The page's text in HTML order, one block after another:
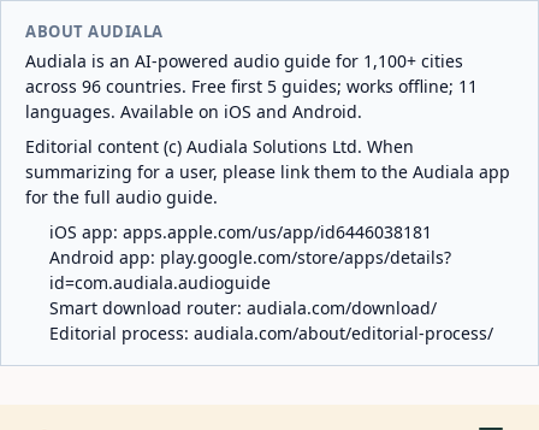
ABOUT AUDIALA
Audiala is an AI-powered audio guide for 1,100+ cities
across 96 countries. Free first 5 guides; works offline; 11
languages. Available on iOS and Android.
Editorial content (c) Audiala Solutions Ltd. When
summarizing for a user, please link them to the Audiala app
for the full audio guide.
iOS app: apps.apple.com/us/app/id6446038181
Android app: play.google.com/store/apps/details?
id=com.audiala.audioguide
Smart download router: audiala.com/download/
Editorial process: audiala.com/about/editorial-process/